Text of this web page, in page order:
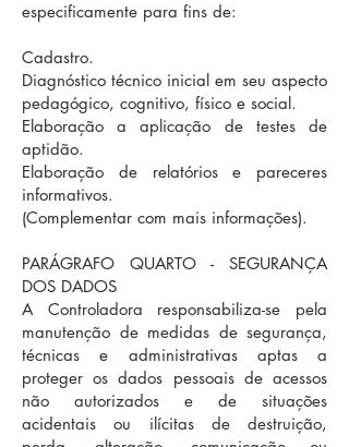
especificamente para fins de:
Cadastro.
Diagnóstico técnico inicial em seu aspecto
pedagógico, cognitivo, físico e social.
Elaboração a aplicação de testes de
aptidão.
Elaboração de relatórios e pareceres
informativos.
(Complementar com mais informações).
PARÁGRAFO QUARTO - SEGURANÇA
DOS DADOS
A Controladora responsabiliza-se pela
manutenção de medidas de segurança,
técnicas e administrativas aptas a
proteger os dados pessoais de acessos
não autorizados e de situações
acidentais ou ilícitas de destruição,